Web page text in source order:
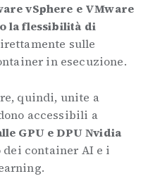
vSphere e VMware
la flessibilità di
sulle
in esecuzione.
quindi, unite a
accessibili a
GPU e DPU Nvidia
container AI e i